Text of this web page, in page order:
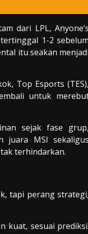
dari LPL,
1-2
itu seakan
Top Esports
untuk
sejak fase
juara MSI
tak terhindarkan.
tapi perang
kuat, sesuai